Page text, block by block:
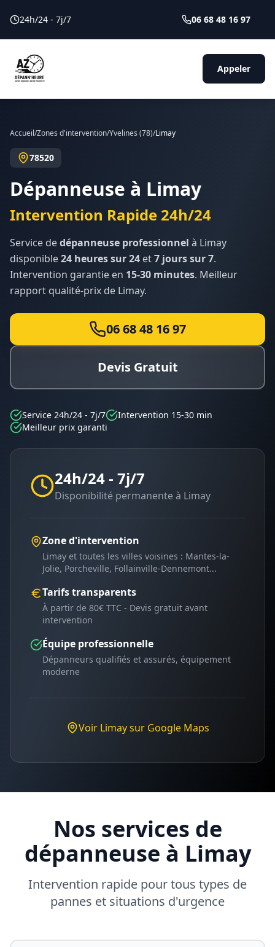
24h/24 - 7j/7 06 68 48 16 97
Appeler
Accueil/Zones d'intervention/Yvelines (78)/Limay
78520
Dépanneuse à Limay
Intervention Rapide 24h/24
Service dedépanneuse professionnel à Limay
disponible24 heures sur 24 et7 jours sur 7.
Intervention garantie en 15-30 minutes. Meilleur
rapport qualité-prix de Limay.
06 68 48 16 97
Devis Gratuit
Service 24h/24 - 7j/7
Intervention 15-30 min
Meilleur prix garanti
24h/24 - 7j/7
Disponibilité permanente à Limay
Zone d'intervention
Limay et toutes les villes voisines : Mantes-la-
Jolie, Porcheville, Follainville-Dennemont...
Tarifs transparents
À partir de 80€ TTC - Devis gratuit avant
intervention
Équipe professionnelle
Dépanneurs qualifiés et assurés, équipement
moderne
Voir Limaysur Google Maps
Nos services de
dépanneuse à Limay
Intervention rapide pour tous types de
pannes et situations d'urgence